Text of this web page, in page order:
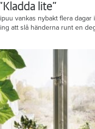
lite”
vankas nybakt flera dagar
att slå händerna runt en